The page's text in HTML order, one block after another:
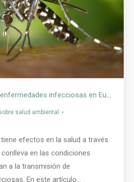
salud ambiental
efectos en la salud a través
en las condiciones
a la transmisión de
En este artículo…